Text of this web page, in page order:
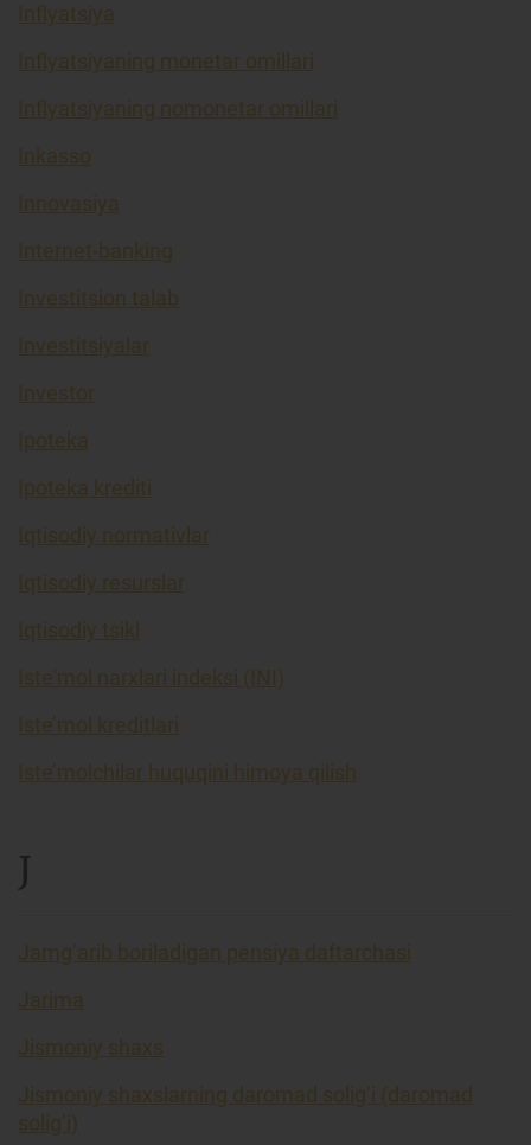
Inflyatsiya
Inflyatsiyaning monetar omillari
Inflyatsiyaning nomonetar omillari
Inkasso
Innovasiya
Internet-banking
Investitsion talab
Investitsiyalar
Investor
Ipoteka
Ipoteka krediti
Iqtisodiy normativlar
Iqtisodiy resurslar
Iqtisodiy tsikl
Iste'mol narxlari indeksi (INI)
Iste’mol kreditlari
Iste’molchilar huquqini himoya qilish
J
Jamg’arib boriladigan pensiya daftarchasi
Jarima
Jismoniy shaxs
Jismoniy shaxslarning daromad solig’i (daromad
solig’i)